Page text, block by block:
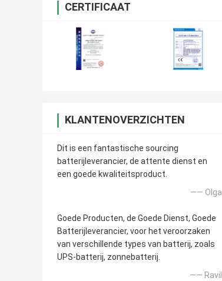
CERTIFICAAT
KLANTENOVERZICHTEN
Dit is een fantastische sourcing
batterijleverancier, de attente dienst en
een goede kwaliteitsproduct.
—— Olga
Goede Producten, de Goede Dienst, Goede
Batterijleverancier, voor het veroorzaken
van verschillende types van batterij, zoals
UPS-batterij, zonnebatterij.
—— Ravil